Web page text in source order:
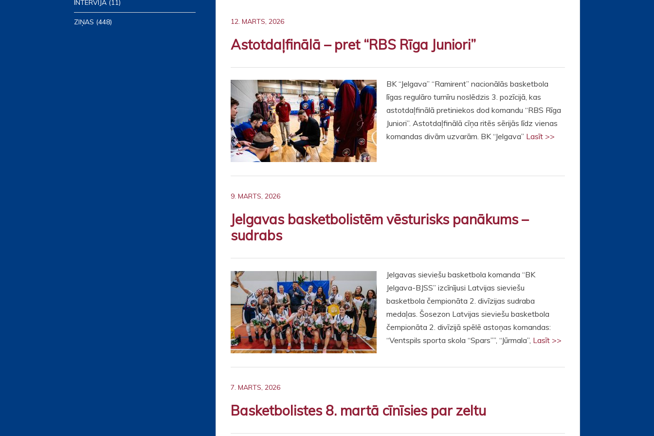
12. MARTS, 2026
Astotdaļfinālā – pret “RBS Rīga Juniori”
BK “Jelgava” “Ramirent” nacionālās basketbola
līgas regulāro turnīru noslēdzis 3. pozīcijā, kas
astotdaļfinālā pretiniekos dod komandu “RBS Rīga
Juniori”. Astotdaļfinālā cīņa ritēs sērijās līdz vienas
komandas divām uzvarām. BK “Jelgava” Lasīt >>
9. MARTS, 2026
Jelgavas basketbolistēm vēsturisks panākums –
sudrabs
Jelgavas sieviešu basketbola komanda “BK
Jelgava-BJSS” izcīnījusi Latvijas sieviešu
basketbola čempionāta 2. divīzijas sudraba
medaļas. Šosezon Latvijas sieviešu basketbola
čempionāta 2. divīzijā spēlē astoņas komandas:
“Ventspils sporta skola “Spars””, “Jūrmala”, Lasīt >>
7. MARTS, 2026
Basketbolistes 8. martā cīnīsies par zeltu
INTERVIJA (11)
ZIŅAS (448)